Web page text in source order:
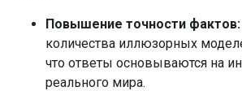
Повышение точности фактов:
количества иллюзорных
что ответы основываются на
реального мира.